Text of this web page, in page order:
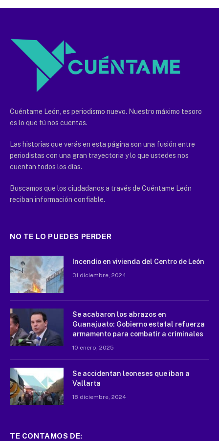
Cuéntame León, es periodismo nuevo. Nuestro máximo tesoro
es lo que tú nos cuentas.
Las historias que verás en esta página son una fusión entre
periodistas con una gran trayectoria y lo que ustedes nos
cuentan todos los días.
Buscamos que los ciudadanos a través de Cuéntame León
reciban información confiable.
NO TE LO PUEDES PERDER
Incendio en vivienda del Centro de León
31 diciembre, 2024
Se acabaron los abrazos en
Guanajuato: Gobierno estatal refuerza
armamento para combatir a criminales
10 enero, 2025
Se accidentan leoneses que iban a
Vallarta
18 diciembre, 2024
TE CONTAMOS DE: